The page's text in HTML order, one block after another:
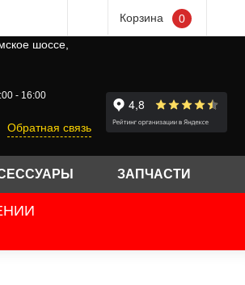
Корзина 0
шоссе,
- 16:00
Обратная связь
ЗАПЧАСТИ